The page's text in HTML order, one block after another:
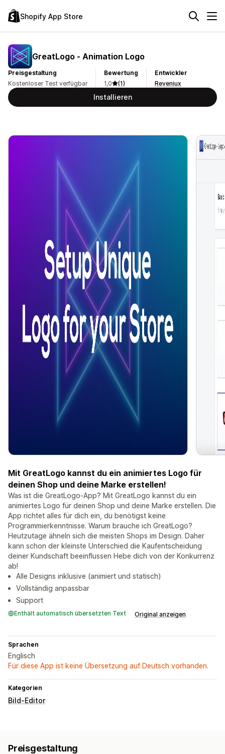
Shopify App Store
GreatLogo ‑ Animation Logo
Preisgestaltung
Kostenloser Test verfügbar
Bewertung
1,0
(1)
Entwickler
Reveniux
Installieren
Mit GreatLogo kannst du ein animiertes Logo für
deinen Shop und deine Marke erstellen!
Was ist die GreatLogo-App? Mit GreatLogo kannst du ein
animiertes Logo für deinen Shop und deine Marke erstellen. Die
App richtet alles für dich ein, du benötigst keine
Programmierkenntnisse. Warum brauche ich GreatLogo?
Heutzutage ähneln sich die meisten Shops im Design. Daher
kann schon der kleinste Unterschied die Kaufentscheidung
deiner Kundschaft beeinflussen Hebe dich von der Konkurrenz
ab!
Alle Designs inklusive (animiert und statisch)
Vollständig anpassbar
Support
Enthält automatisch übersetzten Text Original anzeigen
Sprachen
Englisch
Für diese App ist keine Übersetzung auf Deutsch vorhanden.
Kategorien
Bild-Editor
Preisgestaltung